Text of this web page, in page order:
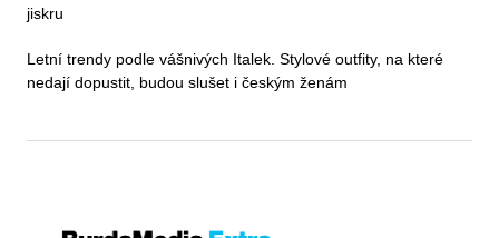
jiskru
Letní trendy podle vášnivých Italek. Stylové outfity, na které
nedají dopustit, budou slušet i českým ženám